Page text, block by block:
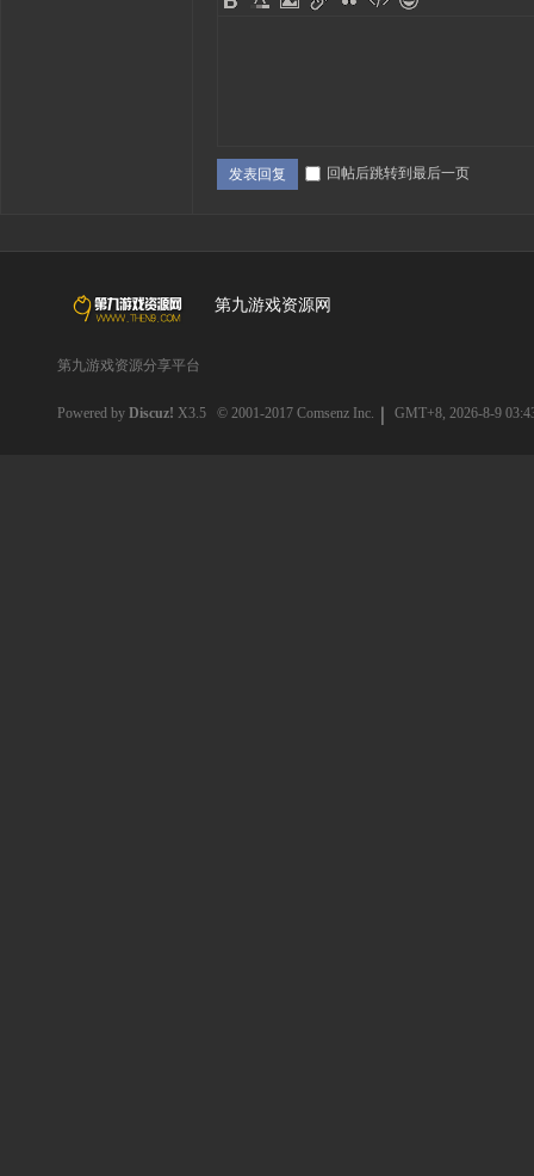
发表回复 回帖后跳转到最后一页
第九游戏资源网
第九游戏资源分享平台
Powered by Discuz! X3.5 © 2001-2017 Comsenz Inc. GMT+8, 2026-8-9